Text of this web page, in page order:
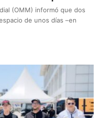
(OMM) informó que dos
de unos días –en